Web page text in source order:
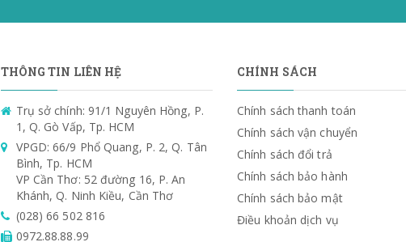
THÔNG TIN LIÊN HỆ
Trụ sở chính: 91/1 Nguyên Hồng, P.
1, Q. Gò Vấp, Tp. HCM
VPGD: 66/9 Phổ Quang, P. 2, Q. Tân
Bình, Tp. HCM
VP Cần Thơ: 52 đường 16, P. An
Khánh, Q. Ninh Kiều, Cần Thơ
(028) 66 502 816
0972.88.88.99
CHÍNH SÁCH
Chính sách thanh toán
Chính sách vận chuyển
Chính sách đổi trả
Chính sách bảo hành
Chính sách bảo mật
Điều khoản dịch vụ